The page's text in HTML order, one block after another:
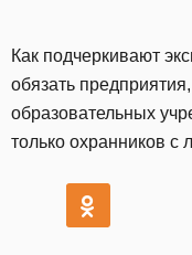
Как подчеркивают
обязать
образовательных
только охранников с